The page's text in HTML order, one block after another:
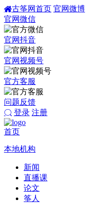
古筝网首页 官网微博
官网微信
官网抖音
官网视频号
官方客服
问题反馈
登录 注册
首页
本地机构
新闻
直播课
论文
筝人